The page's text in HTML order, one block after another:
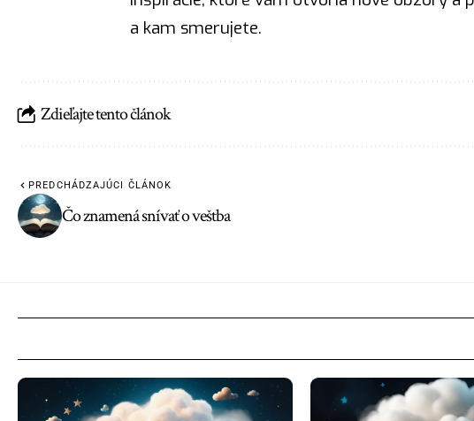
a kam smerujete.
Zdieľajte tento článok
PREDCHÁDZAJÚCI ČLÁNOK
Čo znamená snívať o veštba